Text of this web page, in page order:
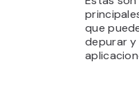
que
depurar